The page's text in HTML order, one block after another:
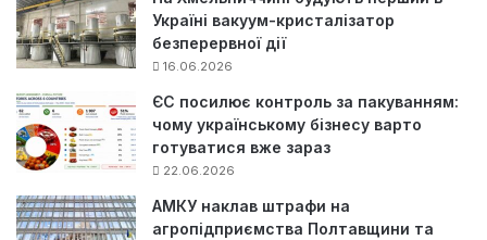
Україні вакуум-кристалізатор
безперервної дії
16.06.2026
ЄС посилює контроль за пакуванням:
чому українському бізнесу варто
готуватися вже зараз
22.06.2026
АМКУ наклав штрафи на
агропідприємства Полтавщини та